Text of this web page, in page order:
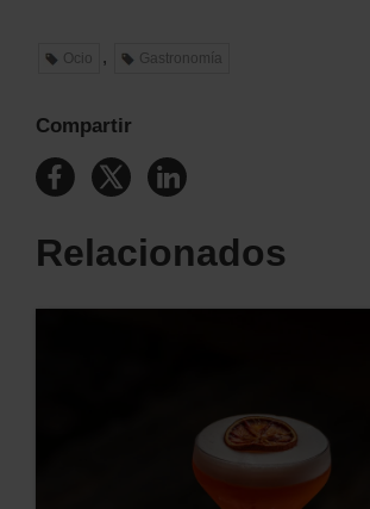
Ocio , Gastronomía
Compartir
Relacionados